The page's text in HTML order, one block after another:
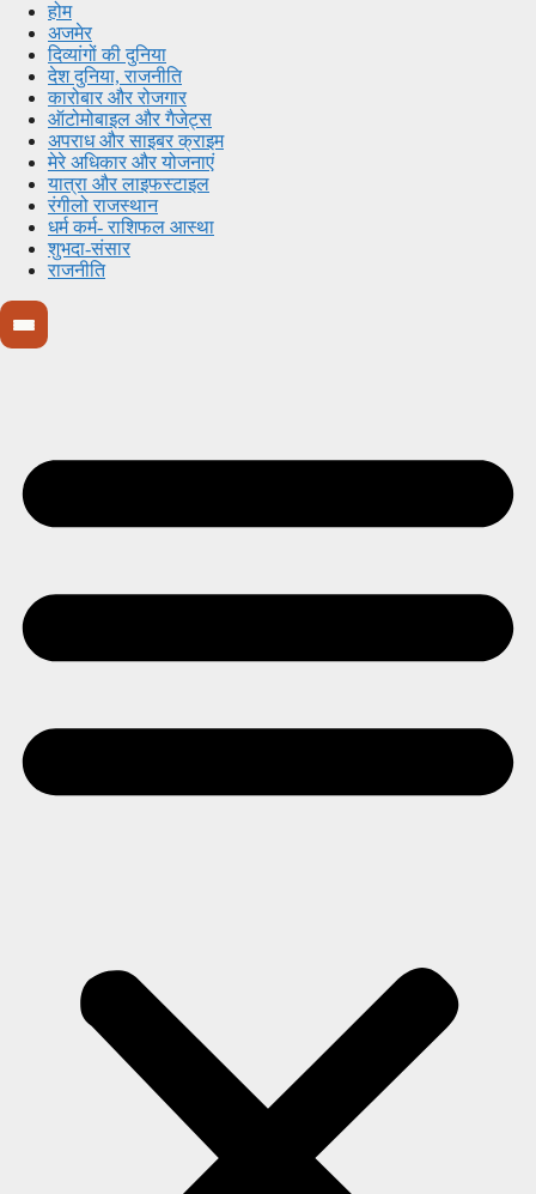
होम
अजमेर
दिव्यांगों की दुनिया
देश दुनिया, राजनीति
कारोबार और रोजगार
ऑटोमोबाइल और गैजेट्स
अपराध और साइबर क्राइम
मेरे अधिकार और योजनाएं
यात्रा और लाइफस्टाइल
रंगीलो राजस्थान
धर्म कर्म- राशिफल आस्था
शुभदा-संसार
राजनीति